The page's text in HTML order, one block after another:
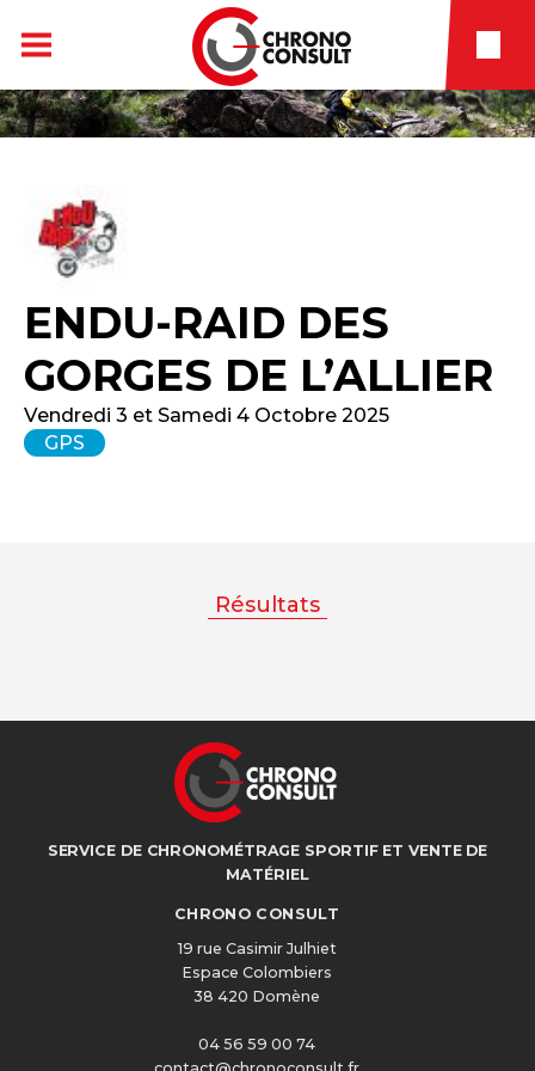
ENDU-RAID DES
GORGES DE L’ALLIER
Vendredi 3 et Samedi 4 Octobre 2025
GPS
Résultats
SERVICE DE CHRONOMÉTRAGE SPORTIF ET VENTE DE
MATÉRIEL
CHRONO CONSULT
19 rue Casimir Julhiet
Espace Colombiers
38 420 Domène
04 56 59 00 74